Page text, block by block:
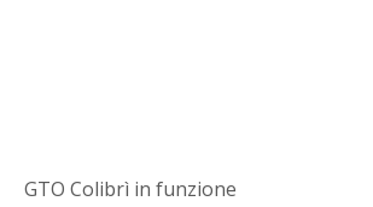
GTO Colibrì in funzione